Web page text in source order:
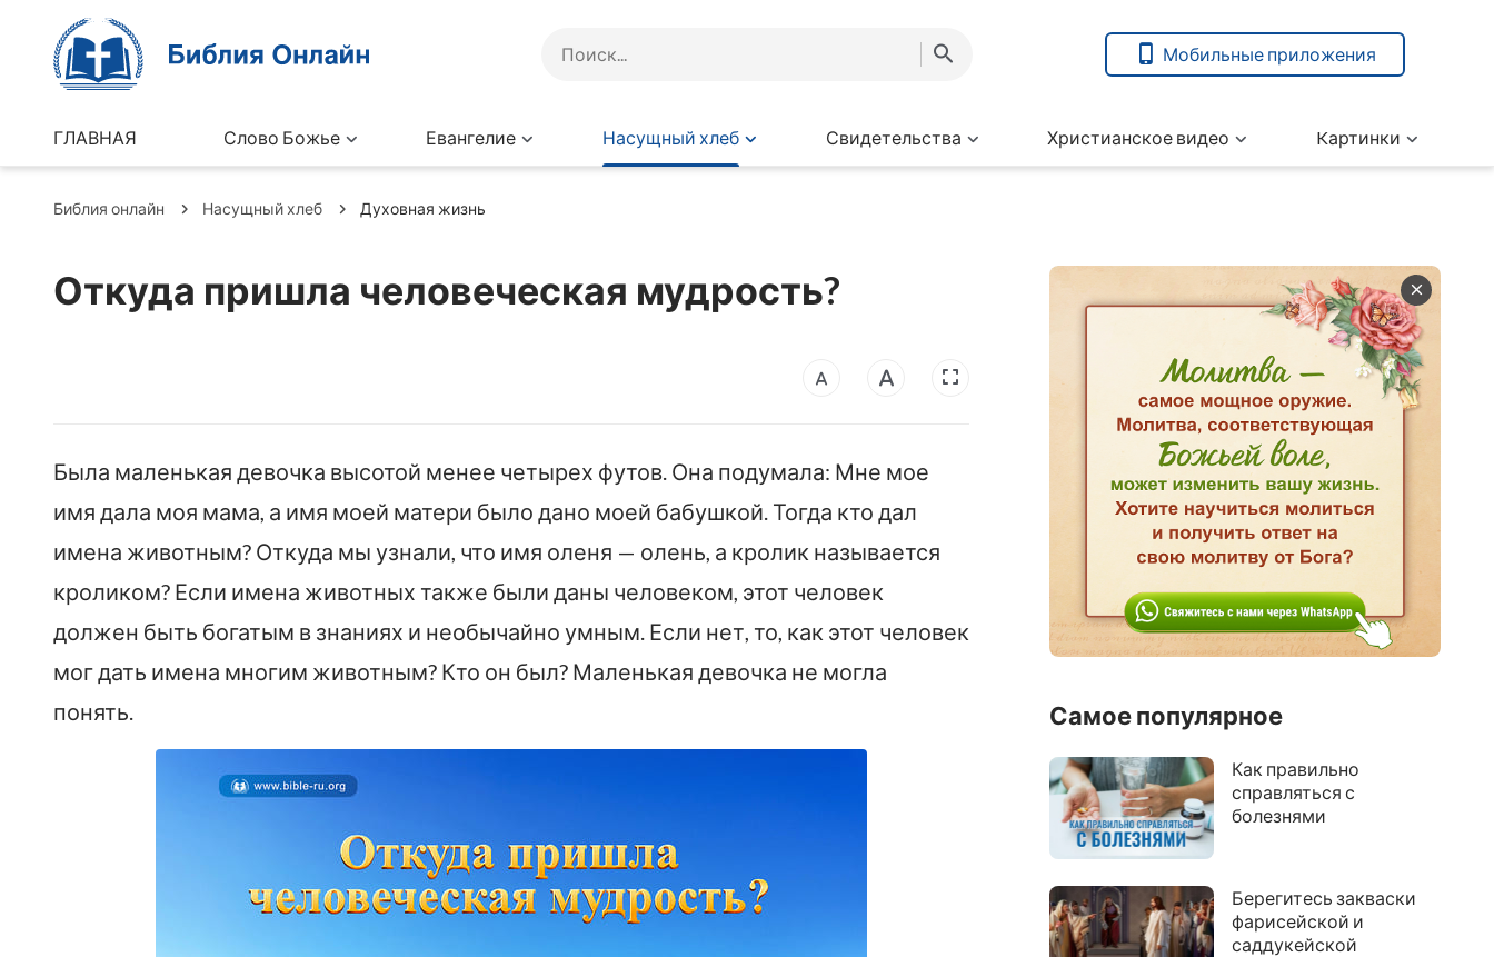
Мобильные приложения
ГЛАВНАЯ Слово Божье Евангелие Насущный хлеб Свидетельства Христианское видео Kартинки
Библия онлайн Насущный хлеб Духовная жизнь
Откуда пришла человеческая мудрость?
Была маленькая девочка высотой менее четырех футов. Она подумала: Мне мое
имя дала моя мама, а имя моей матери было дано моей бабушкой. Тогда кто дал
имена животным? Откуда мы узнали, что имя оленя — олень, а кролик называется
кроликом? Если имена животных также были даны человеком, этот человек
должен быть богатым в знаниях и необычайно умным. Если нет, то, как этот человек
мог дать имена многим животным? Кто он был? Маленькая девочка не могла
понять.
Самое популярное
Как правильно
справляться с
болезнями
Берегитесь закваски
фарисейской и
саддукейской